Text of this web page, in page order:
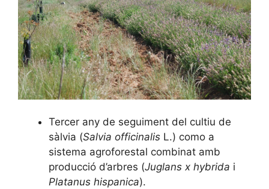
Tercer any de seguiment del cultiu de
sàlvia (Salvia officinalis L.) como a
sistema agroforestal combinat amb
producció d’arbres (Juglans x hybrida i
Platanus hispanica).